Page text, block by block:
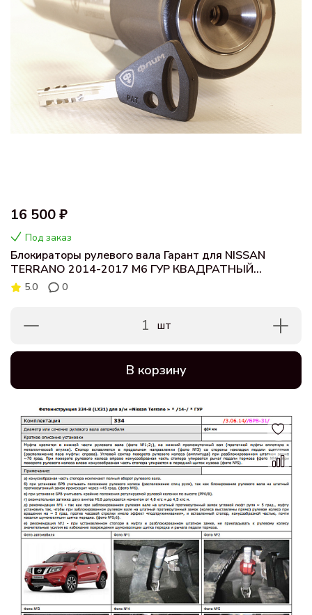
16 500 ₽
Под заказ
Блокираторы рулевого вала Гарант для NISSAN
TERRANO 2014-2017 М6 ГУР КВАДРАТНЫЙ
РУЛЕВОЙ ВАЛ
5.0 0
1 шт
В корзину